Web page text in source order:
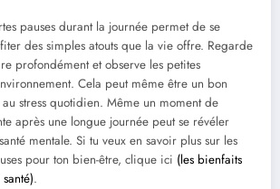
pauses durant la journée permet de se
des simples atouts que la vie offre. Regarde
profondément et observe les petites
Cela peut même être un bon
stress quotidien. Même un moment de
après une longue journée peut se révéler
mentale. Si tu veux en savoir plus sur les
pour ton bien-être, clique ici (les bienfaits
.